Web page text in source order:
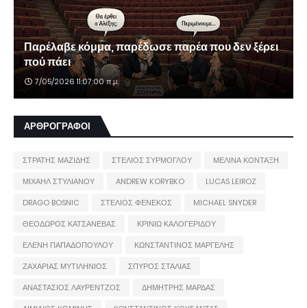
Παρέλαβε κόμμα, παρέδωσε παρέα που δεν ξέρει
πού πάει
7/05/2026 11:07:00 π.μ.
ΑΡΘΡΟΓΡΑΦΟΙ
ΣΤΡΑΤΗΣ ΜΑΖΙΔΗΣ ΣΤΕΛΙΟΣ ΣΥΡΜΟΓΛΟΥ
ΜΕΛΙΝΑ ΚΟΝΤΑΞΗ
ΜΙΧΑΗΛ ΣΤΥΛΙΑΝΟΥ
ANDREW KORYBKO
LUCAS LEIROZ
DRAGO BOSNIC
ΣΤΕΛΙΟΣ ΦΕΝΕΚΟΣ
MICHAEL SNYDER
ΘΕΟΔΩΡΟΣ ΚΑΤΣΑΝΕΒΑΣ
ΚΡΙΝΙΩ ΚΑΛΟΓΕΡΙΔΟΥ
ΕΛΕΝΗ ΠΑΠΑΔΟΠΟΥΛΟΥ
ΚΩΝΣΤΑΝΤΙΝΟΣ ΜΑΡΓΕΛΗΣ
ΖΑΧΑΡΙΑΣ ΜΥΤΙΛΗΝΙΟΣ
ΣΠΥΡΟΣ ΣΤΑΛΙΑΣ
ΑΝΑΣΤΑΣΙΟΣ ΛΑΥΡΕΝΤΖΟΣ
ΔΗΜΗΤΡΗΣ ΜΑΡΔΑΣ